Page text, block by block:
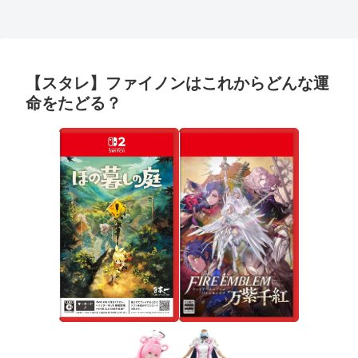
【スタレ】ファイノンはこれからどんな運
命をたどる？